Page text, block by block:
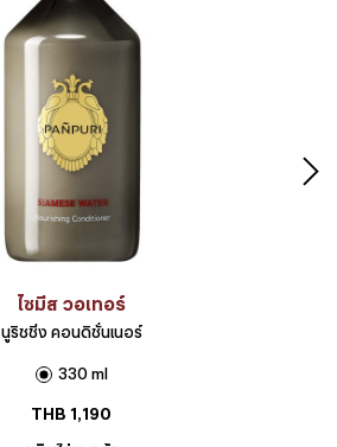
ไซมีส วอเทอร์
นูริชชิ่ง คอนดิชั่นเนอร์
330 ml
THB 1,190